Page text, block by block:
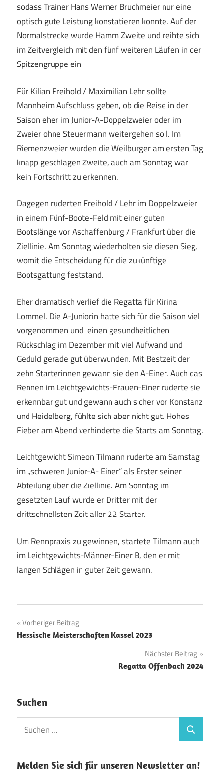
sodass Trainer Hans Werner Bruchmeier nur eine
optisch gute Leistung konstatieren konnte. Auf der
Normalstrecke wurde Hamm Zweite und reihte sich
im Zeitvergleich mit den fünf weiteren Läufen in der
Spitzengruppe ein.
Für Kilian Freihold / Maximilian Lehr sollte
Mannheim Aufschluss geben, ob die Reise in der
Saison eher im Junior-A-Doppelzweier oder im
Zweier ohne Steuermann weitergehen soll. Im
Riemenzweier wurden die Weilburger am ersten Tag
knapp geschlagen Zweite, auch am Sonntag war
kein Fortschritt zu erkennen.
Dagegen ruderten Freihold / Lehr im Doppelzweier
in einem Fünf-Boote-Feld mit einer guten
Bootslänge vor Aschaffenburg / Frankfurt über die
Ziellinie. Am Sonntag wiederholten sie diesen Sieg,
womit die Entscheidung für die zukünftige
Bootsgattung feststand.
Eher dramatisch verlief die Regatta für Kirina
Lommel. Die A-Juniorin hatte sich für die Saison viel
vorgenommen und einen gesundheitlichen
Rückschlag im Dezember mit viel Aufwand und
Geduld gerade gut überwunden. Mit Bestzeit der
zehn Starterinnen gewann sie den A-Einer. Auch das
Rennen im Leichtgewichts-Frauen-Einer ruderte sie
erkennbar gut und gewann auch sicher vor Konstanz
und Heidelberg, fühlte sich aber nicht gut. Hohes
Fieber am Abend verhinderte die Starts am Sonntag.
Leichtgewicht Simeon Tilmann ruderte am Samstag
im „schweren Junior-A- Einer“ als Erster seiner
Abteilung über die Ziellinie. Am Sonntag im
gesetzten Lauf wurde er Dritter mit der
drittschnellsten Zeit aller 22 Starter.
Um Rennpraxis zu gewinnen, startete Tilmann auch
im Leichtgewichts-Männer-Einer B, den er mit
langen Schlägen in guter Zeit gewann.
Beitragsnavigation
Vorheriger Beitrag
Hessische Meisterschaften Kassel 2023
Nächster Beitrag
Regatta Offenbach 2024
Suchen
Suchen
nach:
Suchen
Melden Sie sich für unseren Newsletter an!